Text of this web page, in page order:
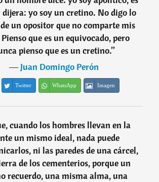
dijera: yo soy un cretino. No digo lo
un opositor que no comparte mis
Pienso que es un equivocado, pero
pienso que es un cretino.”
―Juan Domingo Perón
Twitter WhatsApp Imagen
cuando los hombres llevan en la
un mismo ideal, nada puede
ni las paredes de una cárcel,
de los cementerios, porque un
recuerdo, una misma alma, una